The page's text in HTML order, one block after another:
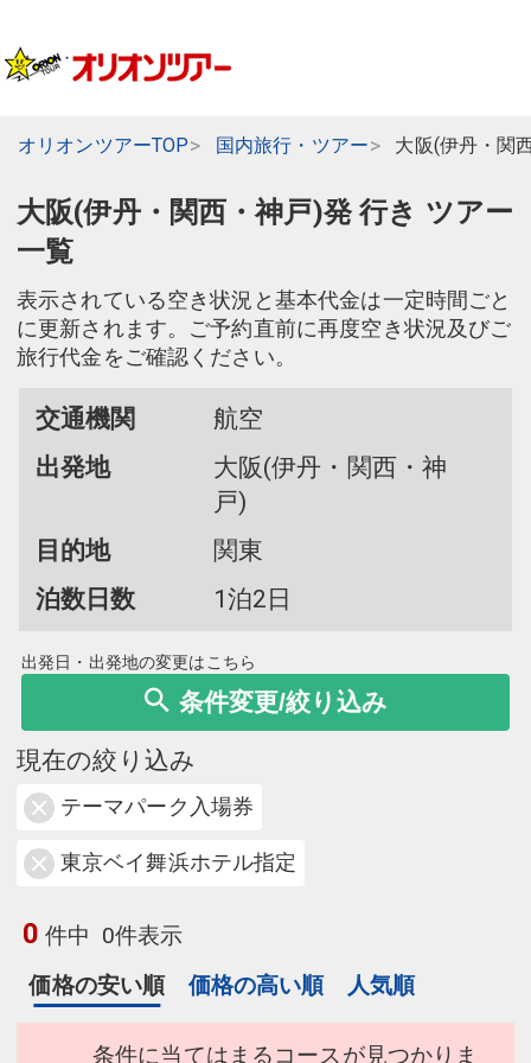
オリオンツアーTOP 国内旅行・ツアー 大阪(伊丹・関
大阪(伊丹・関西・神戸)発 行き ツアー
一覧
表示されている空き状況と基本代金は一定時間ごと
に更新されます。ご予約直前に再度空き状況及びご
旅行代金をご確認ください。
交通機関
航空
出発地
大阪(伊丹・関西・神
戸)
目的地
関東
泊数日数
1泊2日
出発日・出発地の変更はこちら
条件変更/絞り込み
現在の絞り込み
テーマパーク入場券
東京ベイ舞浜ホテル指定
0 件中 0件表示
価格の安い順
価格の高い順 人気順
条件に当てはまるコースが見つかりま